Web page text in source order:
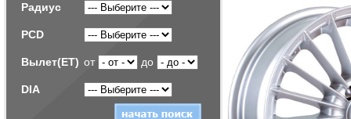
Радиус
PCD
Вылет(ET) от до
DIA